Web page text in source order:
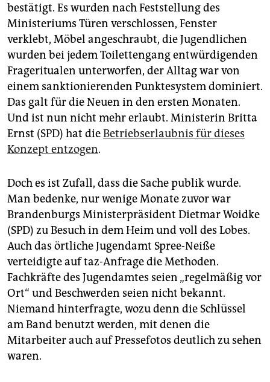
bestätigt. Es wurden nach Feststellung des
Ministeriums Türen verschlossen, Fenster
verklebt, Möbel angeschraubt, die Jugendlichen
wurden bei jedem Toilettengang entwürdigenden
Frageritualen unterworfen, der Alltag war von
einem sanktionierenden Punktesystem dominiert.
Das galt für die Neuen in den ersten Monaten.
Und ist nun nicht mehr erlaubt. Ministerin Britta
Ernst (SPD) hat dieBetriebserlaubnis für dieses
Konzept entzogen.
Doch es ist Zufall, dass die Sache publik wurde.
Man bedenke, nur wenige Monate zuvor war
Brandenburgs Ministerpräsident Dietmar Woidke
(SPD) zu Besuch in dem Heim und voll des Lobes.
Auch das örtliche Jugendamt Spree-Neiße
verteidigte auf taz-Anfrage die Methoden.
Fachkräfte des Jugendamtes seien „regelmäßig vor
Ort“ und Beschwerden seien nicht bekannt.
Niemand hinterfragte, wozu denn die Schlüssel
am Band benutzt werden, mit denen die
Mitarbeiter auch auf Pressefotos deutlich zu sehen
waren.